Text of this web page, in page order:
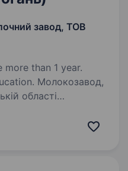
завод, ТОВ
more than 1 year.
області
продукції.